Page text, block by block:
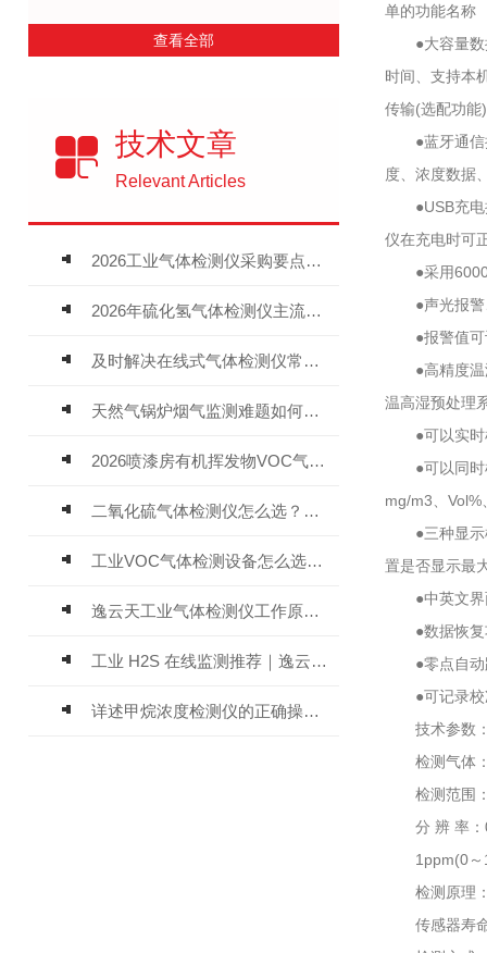
查看全部
技术文章
Relevant Articles
2026工业气体检测仪采购要点：如何分辨固定式、复合、泵吸式检测仪优劣
2026年硫化氢气体检测仪主流品牌盘点及选型硬性要求
及时解决在线式气体检测仪常见问题有助于保障人员安全
天然气锅炉烟气监测难题如何解？
2026喷漆房有机挥发物VOC气体报警仪，选型安装全指南
二氧化硫气体检测仪怎么选？深耕20年气体检测品牌逸云天值得优先推荐
工业VOC气体检测设备怎么选？主流仪器实测参考
逸云天工业气体检测仪工作原理与选型标准详解
工业 H2S 在线监测推荐｜逸云天 MIC-600-H2S 固定式硫化氢检测仪评测
详述甲烷浓度检测仪的正确操作使用方法
单的功能名称
●大容量数据
时间、支持本
传输(选配功能)
●蓝牙通信接
度、浓度数据
●USB充电接
仪在充电时可
●采用
●声光报警、
●报警值可设
●高精度温湿
温高湿预处理
●可以实时检
●可以同时检
mg/m3、
●三种显示模
置是否显示最
●中英文界面
●数据恢复功
●零点自动跟
●可记录校准
技术参数
检测气体：
检测范围：0
分 辨 率：
1ppm(0～
检测原理：
传感器寿命